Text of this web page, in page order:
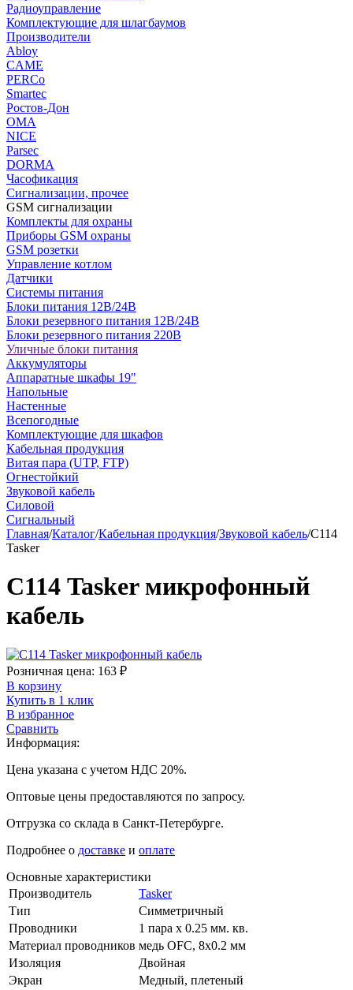
Радиоуправление
Комплектующие для шлагбаумов
Производители
Abloy
CAME
PERCo
Smartec
Ростов-Дон
ОМА
NICE
Parsec
DORMA
Часофикация
Сигнализации, прочее
GSM сигнализации
Комплекты для охраны
Приборы GSM охраны
GSM розетки
Управление котлом
Датчики
Системы питания
Блоки питания 12В/24В
Блоки резервного питания 12В/24В
Блоки резервного питания 220В
Уличные блоки питания
Аккумуляторы
Аппаратные шкафы 19"
Напольные
Настенные
Всепогодные
Комплектующие для шкафов
Кабельная продукция
Витая пара (UTP, FTP)
Огнестойкий
Звуковой кабель
Силовой
Сигнальный
Главная/Каталог/Кабельная продукция/Звуковой кабель/С114
Tasker
С114 Tasker микрофонный
кабель
Розничная цена: 163 ₽
В корзину
Купить в 1 клик
В избранное
Сравнить
Информация:
Цена указана с учетом НДС 20%.
Оптовые цены предоставляются по запросу.
Отгрузка со склада в Санкт-Петербурге.
Подробнее о доставке и оплате
Основные характеристики
Производитель
Tasker
Тип
Симметричный
Проводники
1 пара х 0.25 мм. кв.
Материал проводников медь OFC, 8х0.2 мм
Изоляция
Двойная
Экран
Медный, плетеный